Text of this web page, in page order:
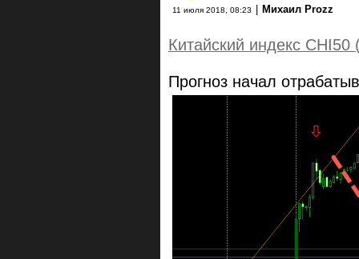
11 июля 2018, 08:23 Михаил Prozz
Китайский индекс CHI50
Прогноз начал